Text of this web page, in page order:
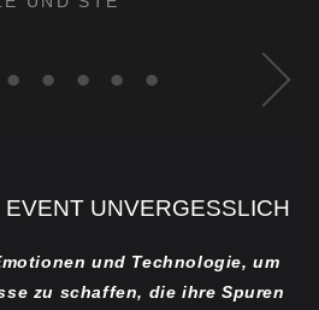
• • • • •
UNVERGESSLICH
und Technologie, um
zu schaffen, die ihre Spuren